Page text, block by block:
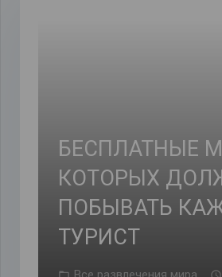
БЕСПЛАТНЫЕ
КОТОРЫХ
ПОБЫВАТЬ
ТУРИСТ